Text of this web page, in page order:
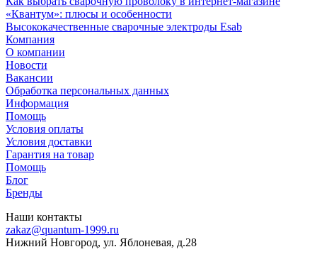
«Квантум»: плюсы и особенности
Высококачественные сварочные электроды Esab
Компания
О компании
Новости
Вакансии
Обработка персональных данных
Информация
Помощь
Условия оплаты
Условия доставки
Гарантия на товар
Помощь
Блог
Бренды
Наши контакты
zakaz@quantum-1999.ru
Нижний Новгород, ул. Яблоневая, д.28